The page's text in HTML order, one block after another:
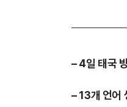
– 4일 태국
– 13개 언어